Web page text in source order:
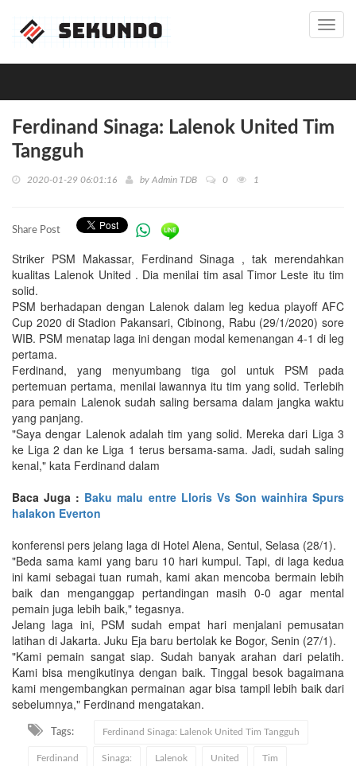
Ferdinand Sinaga: Lalenok United Tim
Tangguh
2020-01-29 06:01:16 by Admin TDB 0 1
Share Post
Striker PSM Makassar, Ferdinand Sinaga , tak merendahkan
kualitas Lalenok United . Dia menilai tim asal Timor Leste itu tim
solid.
PSM berhadapan dengan Lalenok dalam leg kedua playoff AFC
Cup 2020 di Stadion Pakansari, Cibinong, Rabu (29/1/2020) sore
WIB. PSM menatap laga ini dengan modal kemenangan 4-1 di leg
pertama.
Ferdinand, yang menyumbang tiga gol untuk PSM pada
pertemuan pertama, menilai lawannya itu tim yang solid. Terlebih
para pemain Lalenok sudah saling bersama dalam jangka waktu
yang panjang.
"Saya dengar Lalenok adalah tim yang solid. Mereka dari Liga 3
ke Liga 2 dan ke Liga 1 terus bersama-sama. Jadi, sudah saling
kenal," kata Ferdinand dalam
Baca Juga : Baku malu entre Lloris Vs Son wainhira Spurs
halakon Everton
konferensi pers jelang laga di Hotel Alena, Sentul, Selasa (28/1).
"Beda sama kami yang baru 10 hari kumpul. Tapi, di laga kedua
ini kami sebagai tuan rumah, kami akan mencoba bermain lebih
baik dan menganggap pertandingan masih 0-0 agar mental
pemain juga lebih baik," tegasnya.
Jelang laga ini, PSM sudah empat hari menjalani pemusatan
latihan di Jakarta. Juku Eja baru bertolak ke Bogor, Senin (27/1).
"Kami pemain sangat siap. Sudah banyak arahan dari pelatih.
Kami bisa mengikutinya dengan baik. Tinggal besok bagaimana
kami mengembangkan permainan agar bisa tampil lebih baik dari
sebelumnya," Ferdinand mengatakan.
Tags: Ferdinand Sinaga: Lalenok United Tim Tangguh
Ferdinand Sinaga: Lalenok United Tim